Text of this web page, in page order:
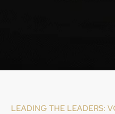
LEADING THE LEADERS: